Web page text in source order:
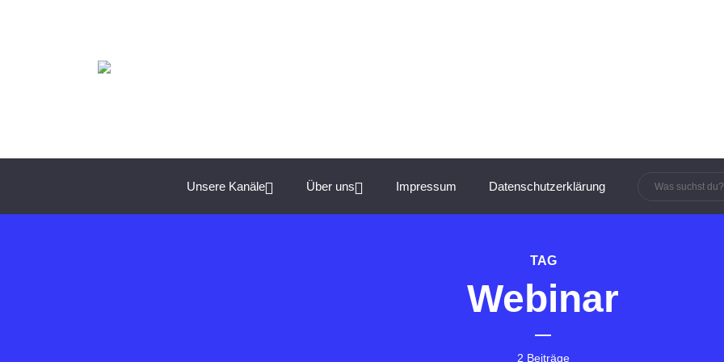
Unsere Kanäle Über uns Impressum Datenschutzerklärung
TAG
Webinar
2 Beiträge